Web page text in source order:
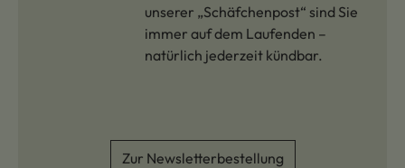
unserer „Schäfchenpost“ sind Sie
immer auf dem Laufenden –
natürlich jederzeit kündbar.
Zur Newsletterbestellung